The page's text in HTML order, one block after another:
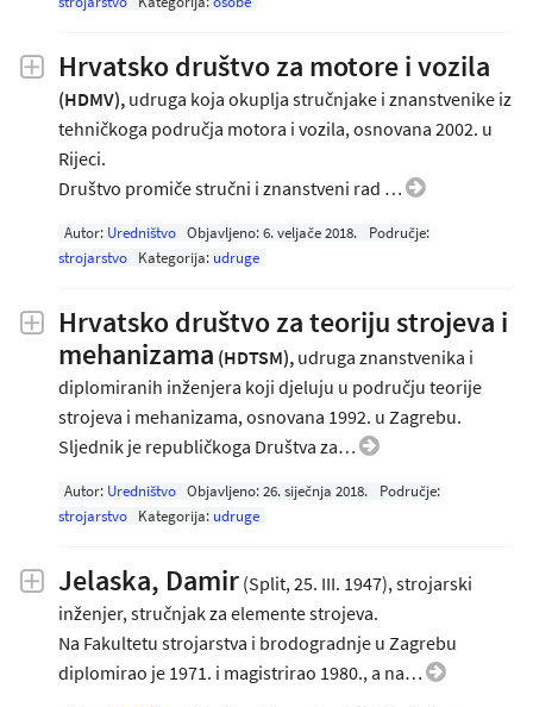
Hrvatsko društvo za motore i vozila
(HDMV), udruga koja okuplja stručnjake i znanstvenike iz
tehničkoga područja motora i vozila, osnovana 2002. u
Rijeci.
Društvo promiče stručni i znanstveni rad …
Autor: Uredništvo Objavljeno:6. veljače 2018.
Područje:
strojarstvo
Kategorija: udruge
Hrvatsko društvo za teoriju strojeva i
mehanizama (HDTSM), udruga znanstvenika i
diplomiranih inženjera koji djeluju u području teorije
strojeva i mehanizama, osnovana 1992. u Zagrebu.
Sljednik je republičkoga Društva za…
Autor: Uredništvo Objavljeno:26. siječnja 2018.
Područje:
strojarstvo
Kategorija: udruge
Jelaska, Damir (Split, 25. III. 1947), strojarski
inženjer, stručnjak za elemente strojeva.
Na Fakultetu strojarstva i brodogradnje u Zagrebu
diplomirao je 1971. i magistrirao 1980., a na…